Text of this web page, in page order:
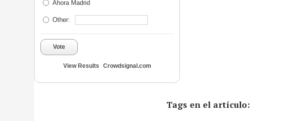
Ahora Madrid
Other:
Vote
View Results Crowdsignal.com
Tags en el artículo: